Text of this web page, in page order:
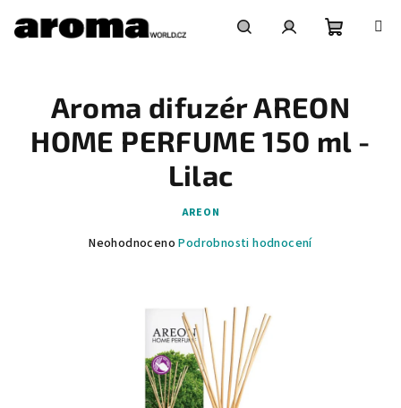
obsah
košík
Aroma difuzér AREON
HOME PERFUME 150 ml -
Lilac
AREON
Průměrné
hvězdiček.
Neohodnoceno Podrobnosti hodnocení